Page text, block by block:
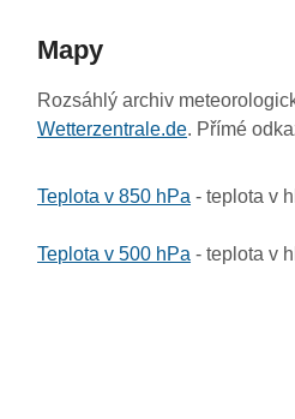
Mapy
Rozsáhlý archiv
Wetterzentrale.de. Přímé
Teplota v 850 hPa - teplota v
Teplota v 500 hPa - teplota v